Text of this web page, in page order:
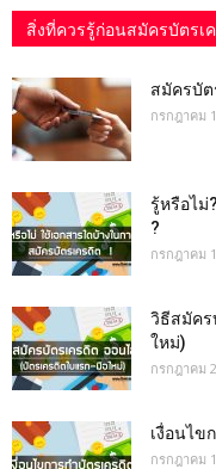
สิ่งที่ควรรู้ก่อนสมัครบัตรเ
สมัครบัต
กรกฎาคม
รู้หรือไม่
?
กรกฎาคม
วิธีสมัคร
ใหม่)
กรกฎาคม
เงื่อนไข
กรกฎาคม